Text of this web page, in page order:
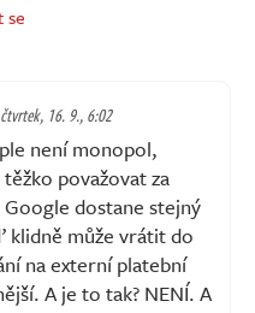
se
čtvrtek, 16. 9., 6:02
není monopol,
považovat za
dostane stejný
může vrátit do
na externí platební
A je to tak? NENÍ. A